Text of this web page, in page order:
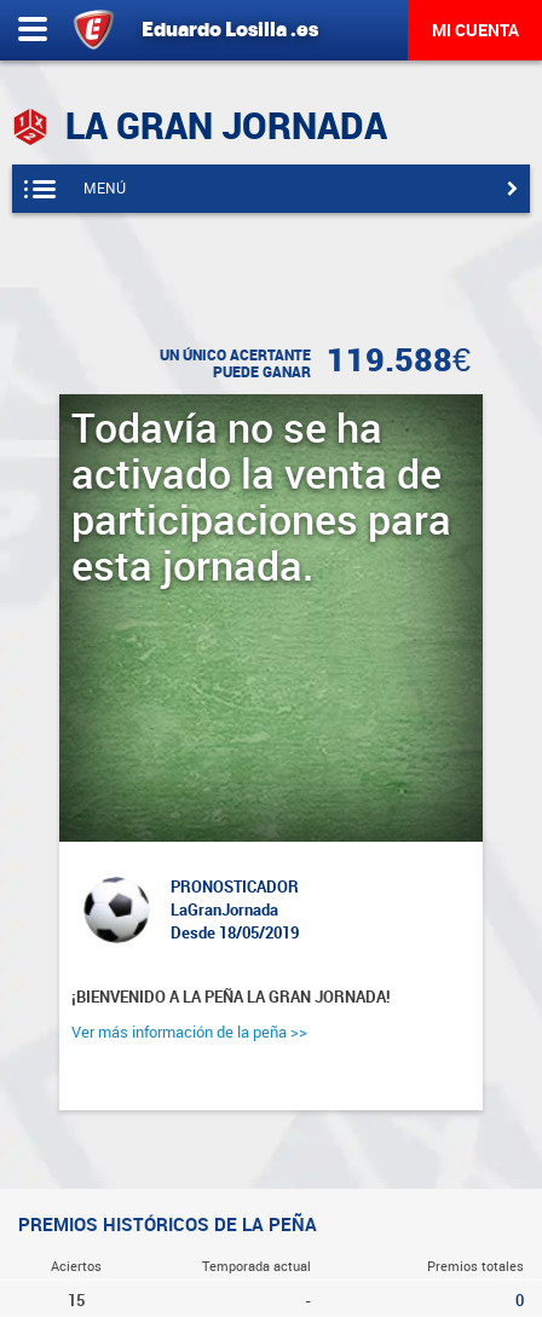
Eduardo Losilla.es MI CUENTA
LA GRAN JORNADA
MENÚ
UN ÚNICO ACERTANTE
PUEDE GANAR
119.588€
Todavía no se ha
activado la venta de
participaciones para
esta jornada.
PRONOSTICADOR
LaGranJornada
Desde 18/05/2019
¡BIENVENIDO A LA PEÑA LA GRAN JORNADA!
Ver más información de la peña >>
PREMIOS HISTÓRICOS DE LA PEÑA
Aciertos Temporada actual Premios totales
15 - 0